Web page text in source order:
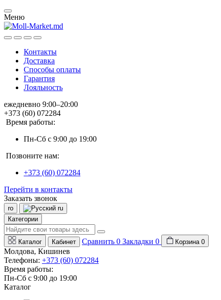
Меню
Контакты
Доставка
Способы оплаты
Гарантия
Лояльность
ежедневно 9:00–20:00
+373 (60) 072284
Время работы:
Пн-Сб с 9:00 до 19:00
Позвоните нам:
+373 (60) 072284
Перейти в контакты
Заказать звонок
ro
ru
Категории
Каталог Кабинет Сравнить 0 Закладки 0 Корзина 0
Молдова, Кишинев
Телефоны: +373 (60) 072284
Время работы:
Пн-Сб с 9:00 до 19:00
Каталог